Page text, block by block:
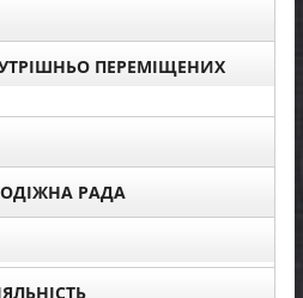
ПЕРЕМІЩЕНИХ
РАДА